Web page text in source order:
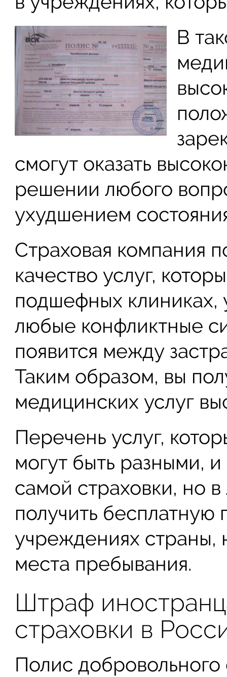
В
смогут оказать
решении любого
ухудшением
Страховая компания
качество услуг,
подшефных клиниках,
любые конфликтные
появится между
Таким образом, вы
медицинских услуг
Перечень услуг,
могут быть разными, и
самой страховки, но
получить
учреждениях страны,
места пребывания.
Штраф
страховки в
Полис